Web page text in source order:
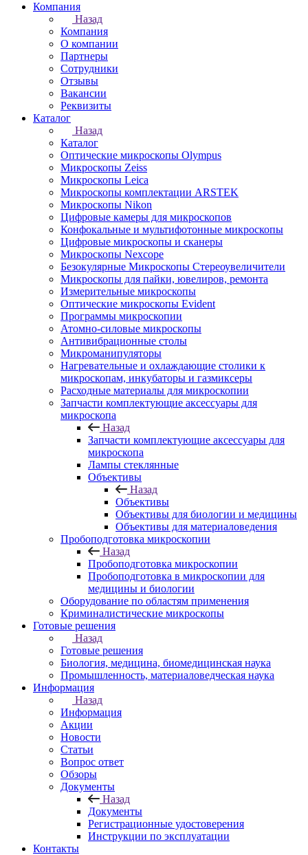
Компания
Назад
Компания
О компании
Партнеры
Сотрудники
Отзывы
Вакансии
Реквизиты
Каталог
Назад
Каталог
Оптические микроскопы Olympus
Микроскопы Zeiss
Микроскопы Leica
Микроскопы комплектации ARSTEK
Микроскопы Nikon
Цифровые камеры для микроскопов
Конфокальные и мультифотонные микроскопы
Цифровые микроскопы и сканеры
Микроскопы Nexcope
Безокулярные Микроскопы Стереоувеличители
Микроскопы для пайки, ювелиров, ремонта
Измерительные микроскопы
Оптические микроскопы Evident
Программы микроскопии
Атомно-силовые микроскопы
Антивибрационные столы
Микроманипуляторы
Нагревательные и охлаждающие столики к
микроскопам, инкубаторы и газмиксеры
Расходные материалы для микроскопии
Запчасти комплектующие аксессуары для
микроскопа
Назад
Запчасти комплектующие аксессуары для
микроскопа
Лампы стеклянные
Объективы
Назад
Объективы
Объективы для биологии и медицины
Объективы для материаловедения
Пробоподготовка микроскопии
Назад
Пробоподготовка микроскопии
Пробоподготовка в микроскопии для
медицины и биологии
Оборудование по областям применения
Криминалистические микроскопы
Готовые решения
Назад
Готовые решения
Биология, медицина, биомедицинская наука
Промышленность, материаловедческая наука
Информация
Назад
Информация
Акции
Новости
Статьи
Вопрос ответ
Обзоры
Документы
Назад
Документы
Регистрационные удостоверения
Инструкции по эксплуатации
Контакты